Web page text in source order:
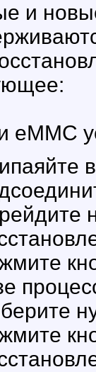
и
eMMC